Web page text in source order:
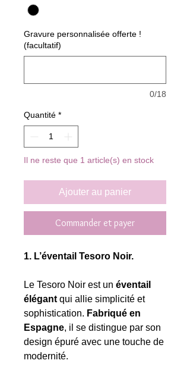
Gravure personnalisée offerte !
(facultatif)
0/18
Quantité *
Il ne reste que 1 article(s) en stock
Ajouter au panier
Commander et payer
1. L’éventail Tesoro Noir.
Le Tesoro Noir est un éventail
élégant qui allie simplicité et
sophistication. Fabriqué en
Espagne, il se distingue par son
design épuré avec une touche de
modernité.